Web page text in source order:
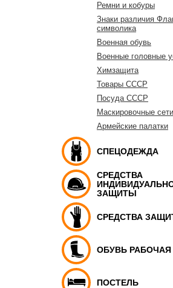
Ремни и кобуры
Знаки различия
символика
Военная обувь
Военные головные
Химзащита
Товары СССР
Посуда СССР
Маскировочные
Армейские палатки
СПЕЦОДЕЖДА
СРЕДСТВА
ЗАЩИТЫ
СРЕДСТВА
ОБУВЬ РАБОЧАЯ
ПОСТЕЛЬ